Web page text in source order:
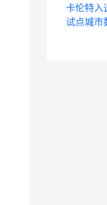
卡伦特入
试点城市